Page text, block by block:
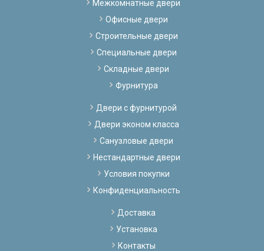
Межкомнатные двери
Офисные двери
Строительные двери
Специальные двери
Складные двери
Фурнитура
Двери с фурнитурой
Двери эконом класса
Санузловые двери
Нестандартные двери
Условия покупки
Конфиденциальность
Доставка
Установка
Контакты